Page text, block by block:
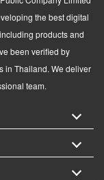
the best digital
products and
been verified by
in Thailand. We deliver
team.